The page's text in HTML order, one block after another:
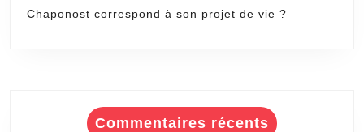
Chaponost correspond à son projet de vie ?
Commentaires récents